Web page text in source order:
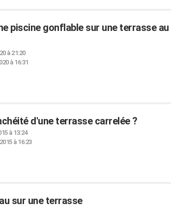
piscine gonflable sur une terrasse au
à 21:20
à 16:31
d'une terrasse carrelée ?
à 13:24
à 16:23
sur une terrasse